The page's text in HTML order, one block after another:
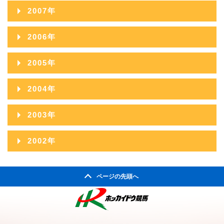
2012年07月
2012年06月
2012年05月
2012年04月
2012年03月
2012年02月
2012年01月
2011年08月
2011年07月
2011年06月
2011年05月
2011年04月
2011年03月
2011年02月
2010年09月
2010年08月
2010年07月
2010年06月
2010年05月
2010年04月
2010年03月
2009年10月
2009年09月
2009年08月
2009年07月
2009年06月
2009年05月
2009年04月
2009年03月
2009年02月
2008年12月
2008年11月
2008年10月
2008年09月
2008年08月
2008年07月
2008年06月
2008年05月
2007年
2007年12月
2007年11月
2007年10月
2007年09月
2007年08月
2007年07月
2006年
2006年12月
2006年11月
2006年10月
2006年09月
2006年08月
2005年
2005年12月
2005年11月
2005年10月
2005年09月
2005年08月
2005年07月
2004年
2004年12月
2004年11月
2004年10月
2003年
2003年12月
2002年
ページの先頭へ